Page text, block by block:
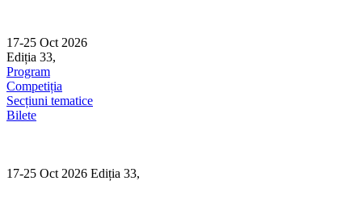
content
17-25 Oct 2026
Ediția 33,
Program
Competiția
Secțiuni tematice
Bilete
17-25 Oct 2026 Ediția 33,